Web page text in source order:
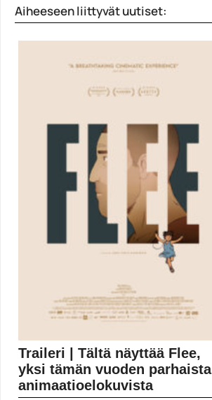
elokuva on kerännyt lähes pelkästään...
Andrea Riseborough
Aiheeseen liittyvät uutiset:
Traileri | Tältä näyttää Flee,
yksi tämän vuoden parhaista
animaatioelokuvista